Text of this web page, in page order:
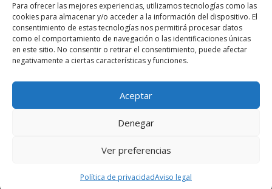
Para ofrecer las mejores experiencias, utilizamos tecnologías como las
cookies para almacenar y/o acceder a la información del dispositivo. El
consentimiento de estas tecnologías nos permitirá procesar datos
como el comportamiento de navegación o las identificaciones únicas
en este sitio. No consentir o retirar el consentimiento, puede afectar
negativamente a ciertas características y funciones.
Aceptar
Denegar
Ver preferencias
Política de privacidadAviso legal
Términos y condiciones
Política de cookies
Política de privacidad
Aviso legal Prensa
WordPress